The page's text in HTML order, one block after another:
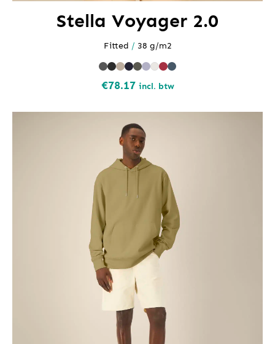
Stella Voyager 2.0
Fitted / 38 g/m2
€78.17 incl. btw